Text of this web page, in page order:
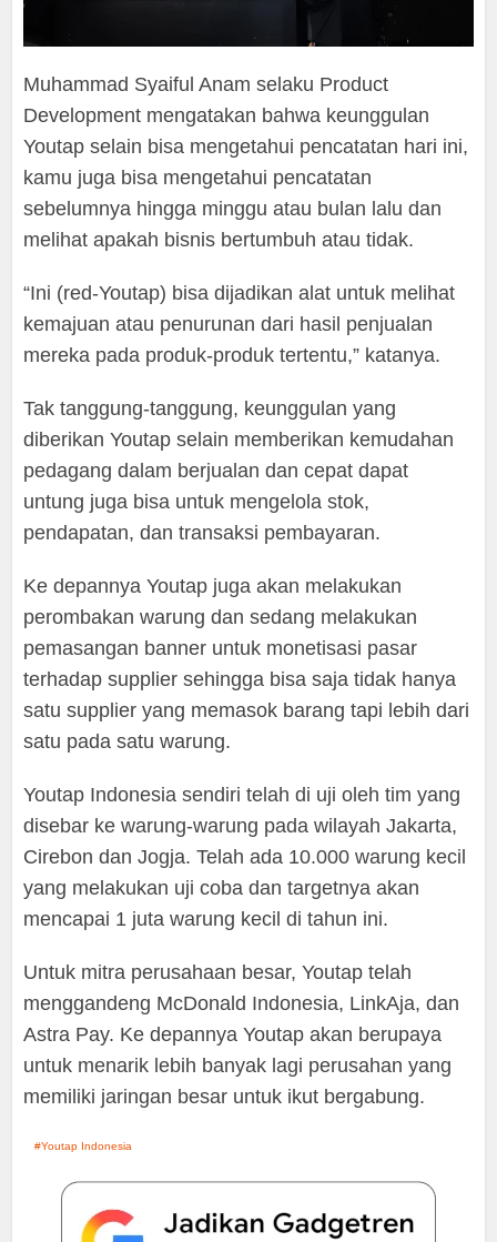
Muhammad Syaiful Anam selaku Product
Development mengatakan bahwa keunggulan
Youtap selain bisa mengetahui pencatatan hari ini,
kamu juga bisa mengetahui pencatatan
sebelumnya hingga minggu atau bulan lalu dan
melihat apakah bisnis bertumbuh atau tidak.
“Ini (red-Youtap) bisa dijadikan alat untuk melihat
kemajuan atau penurunan dari hasil penjualan
mereka pada produk-produk tertentu,” katanya.
Tak tanggung-tanggung, keunggulan yang
diberikan Youtap selain memberikan kemudahan
pedagang dalam berjualan dan cepat dapat
untung juga bisa untuk mengelola stok,
pendapatan, dan transaksi pembayaran.
Ke depannya Youtap juga akan melakukan
perombakan warung dan sedang melakukan
pemasangan banner untuk monetisasi pasar
terhadap supplier sehingga bisa saja tidak hanya
satu supplier yang memasok barang tapi lebih dari
satu pada satu warung.
Youtap Indonesia sendiri telah di uji oleh tim yang
disebar ke warung-warung pada wilayah Jakarta,
Cirebon dan Jogja. Telah ada 10.000 warung kecil
yang melakukan uji coba dan targetnya akan
mencapai 1 juta warung kecil di tahun ini.
Untuk mitra perusahaan besar, Youtap telah
menggandeng McDonald Indonesia, LinkAja, dan
Astra Pay. Ke depannya Youtap akan berupaya
untuk menarik lebih banyak lagi perusahan yang
memiliki jaringan besar untuk ikut bergabung.
Youtap Indonesia